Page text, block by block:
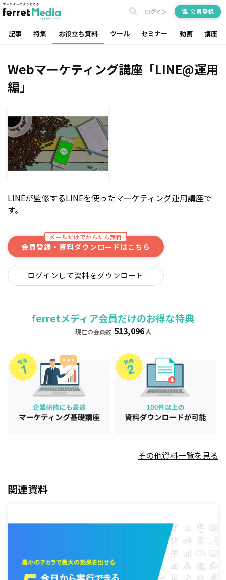
記事 特集 お役立ち資料 ツール セミナー 動画 講座
ログイン 会員登録
Webマーケティング講座「LINE@運用
編」
LINEが監修するLINEを使ったマーケティング運用講座で
す。
メールだけでかんたん無料
会員登録・資料ダウンロードはこちら
ログインして資料をダウンロード
ferretメディア会員だけのお得な特典
現在の会員数 513,096 人
その他資料一覧を見る
関連資料